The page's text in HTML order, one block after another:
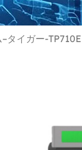
タイガー-TP710E